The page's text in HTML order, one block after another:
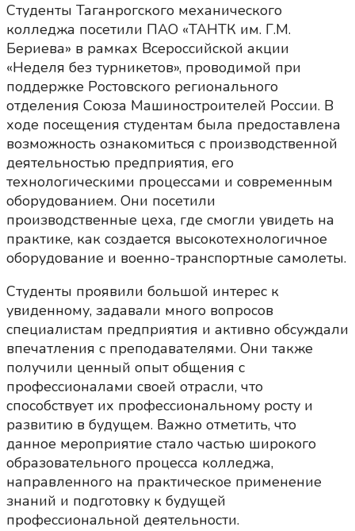
Студенты Таганрогского механического
колледжа посетили ПАО «ТАНТК им. Г.М.
Бериева» в рамках Всероссийской акции
«Неделя без турникетов», проводимой при
поддержке Ростовского регионального
отделения Союза Машиностроителей России. В
ходе посещения студентам была предоставлена
возможность ознакомиться с производственной
деятельностью предприятия, его
технологическими процессами и современным
оборудованием. Они посетили
производственные цеха, где смогли увидеть на
практике, как создается высокотехнологичное
оборудование и военно-транспортные самолеты.
Студенты проявили большой интерес к
увиденному, задавали много вопросов
специалистам предприятия и активно обсуждали
впечатления с преподавателями. Они также
получили ценный опыт общения с
профессионалами своей отрасли, что
способствует их профессиональному росту и
развитию в будущем. Важно отметить, что
данное мероприятие стало частью широкого
образовательного процесса колледжа,
направленного на практическое применение
знаний и подготовку к будущей
профессиональной деятельности.